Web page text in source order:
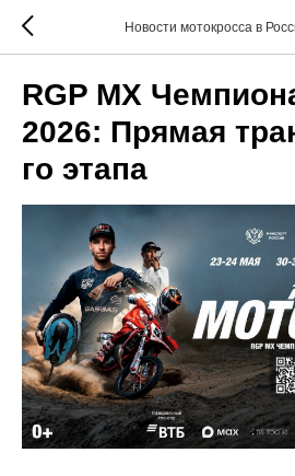
Новости мотокросса в
RGP MX
2026: Прямая
го этапа